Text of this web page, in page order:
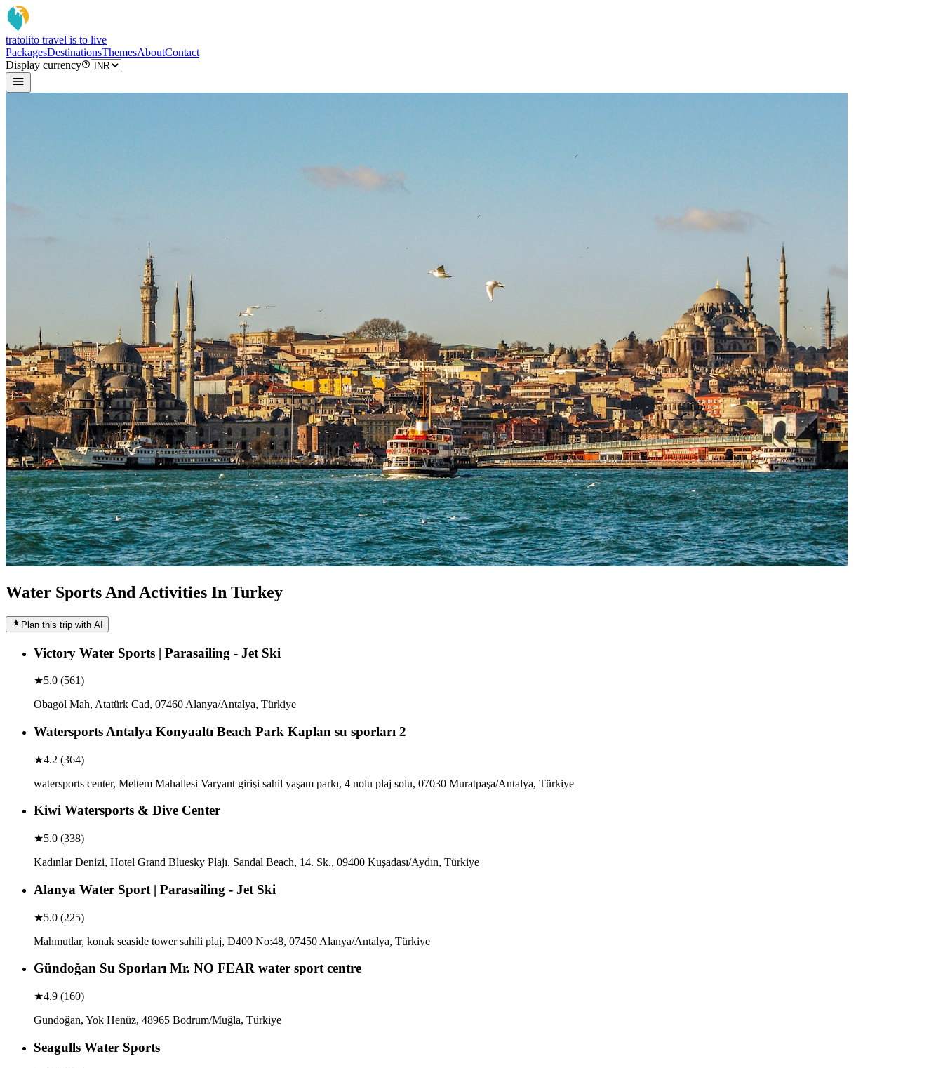
tratolito travel is to live
PackagesDestinationsThemesAboutContact
Display currency
Water Sports And Activities In Turkey
Plan this trip with AI
Victory Water Sports | Parasailing - Jet Ski
★5.0 (561)
Obagöl Mah, Atatürk Cad, 07460 Alanya/Antalya, Türkiye
Watersports Antalya Konyaaltı Beach Park Kaplan su sporları 2
★4.2 (364)
watersports center, Meltem Mahallesi Varyant girişi sahil yaşam parkı, 4 nolu plaj solu, 07030 Muratpaşa/Antalya, Türkiye
Kiwi Watersports & Dive Center
★5.0 (338)
Kadınlar Denizi, Hotel Grand Bluesky Plajı. Sandal Beach, 14. Sk., 09400 Kuşadası/Aydın, Türkiye
Alanya Water Sport | Parasailing - Jet Ski
★5.0 (225)
Mahmutlar, konak seaside tower sahili plaj, D400 No:48, 07450 Alanya/Antalya, Türkiye
Gündoğan Su Sporları Mr. NO FEAR water sport centre
★4.9 (160)
Gündoğan, Yok Henüz, 48965 Bodrum/Muğla, Türkiye
Seagulls Water Sports